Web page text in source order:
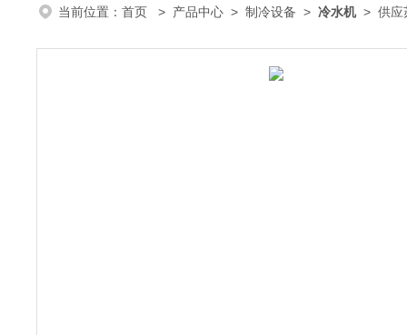
当前位置： 首页 > 产品中心 > 制冷设备 > 冷水机> 供应